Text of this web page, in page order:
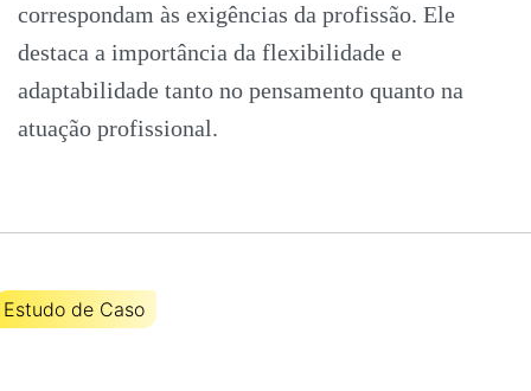
correspondam às exigências da profissão. Ele
destaca a importância da flexibilidade e
adaptabilidade tanto no pensamento quanto na
atuação profissional.
Estudo de Caso